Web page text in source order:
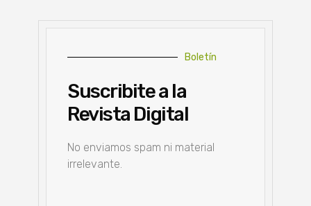
Boletín
Suscribite a la
Revista Digital
No enviamos spam ni material
irrelevante.